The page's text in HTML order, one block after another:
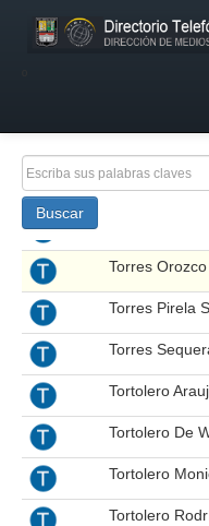
Buscar
Torcates
Torres Keily
Torres
Torres Pirela
Torres
Tortolero
Tortolero De
Tortolero
Tortolero